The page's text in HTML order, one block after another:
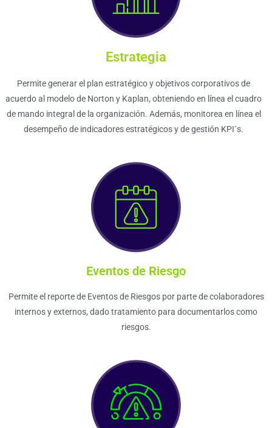
Estrategia
Permite generar el plan estratégico y objetivos corporativos de
acuerdo al modelo de Norton y Kaplan, obteniendo en línea el cuadro
de mando integral de la organización. Además, monitorea en línea el
desempeño de indicadores estratégicos y de gestión KPI´s.
Eventos de Riesgo
Permite el reporte de Eventos de Riesgos por parte de colaboradores
internos y externos, dado tratamiento para documentarlos como
riesgos.